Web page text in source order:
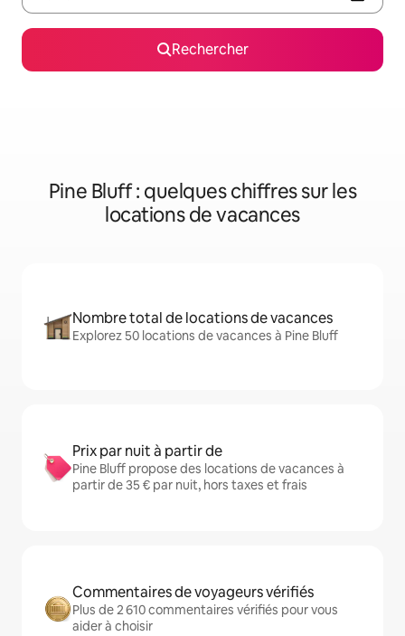
Rechercher
Pine Bluff : quelques chiffres sur les
locations de vacances
Nombre total de locations de vacances
Explorez 50 locations de vacances à Pine Bluff
Prix par nuit à partir de
Pine Bluff propose des locations de vacances à
partir de 35 € par nuit, hors taxes et frais
Commentaires de voyageurs vérifiés
Plus de 2 610 commentaires vérifiés pour vous
aider à choisir